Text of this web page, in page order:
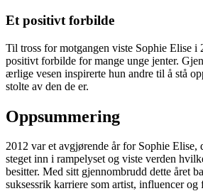
Et positivt forbilde
Til tross for motgangen viste Sophie Elise i
positivt forbilde for mange unge jenter.
ærlige vesen inspirerte hun andre til å stå
stolte av den de er.
Oppsummering
2012 var et avgjørende år for Sophie
steget inn i rampelyset og viste verden
besitter. Med sitt gjennombrudd dette året
suksessrik karriere som artist, influencer